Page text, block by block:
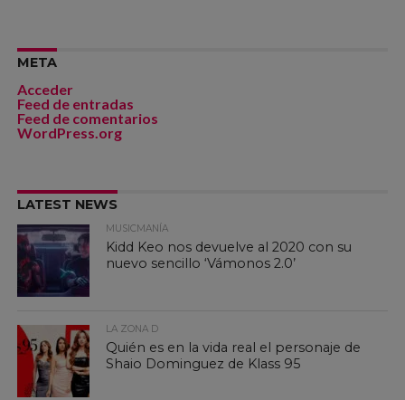
META
Acceder
Feed de entradas
Feed de comentarios
WordPress.org
LATEST NEWS
MUSICMANÍA
Kidd Keo nos devuelve al 2020 con su
nuevo sencillo ‘Vámonos 2.0’
LA ZONA D
Quién es en la vida real el personaje de
Shaio Dominguez de Klass 95